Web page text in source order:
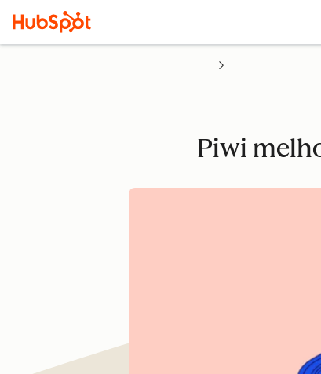
Piwi